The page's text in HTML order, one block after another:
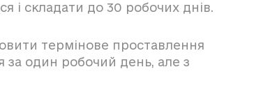
і складати до 30 робочих днів.
термінове проставлення
за один робочий день, але з